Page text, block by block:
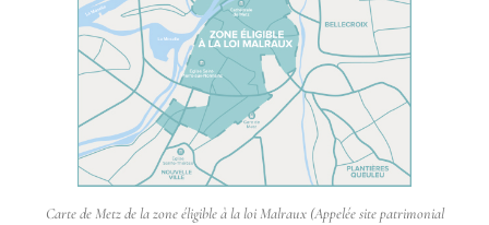
Carte de Metz de la zone éligible à la loi Malraux (Appelée site patrimonial